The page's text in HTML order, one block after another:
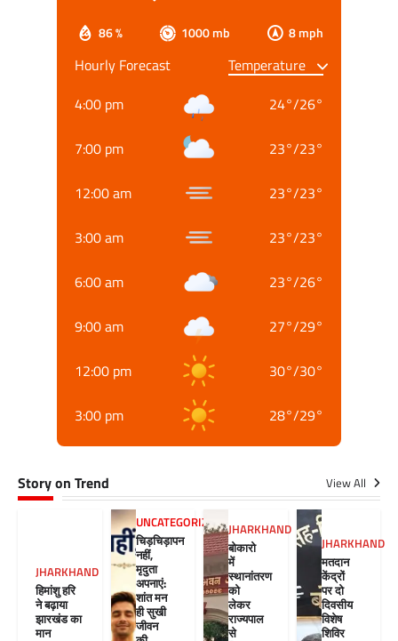
86 % 1000 mb 8 mph
Hourly Forecast
4:00 pm
24°/26°
7:00 pm 23°/23°
12:00 am 23°/23°
3:00 am 23°/23°
6:00 am 23°/26°
9:00 am 27°/29°
12:00 pm 30°/30°
3:00 pm 28°/29°
Story on Trend View All
JHARKHAND
हिमांशु हरि
ने बढ़ाया
झारखंड का
मान
UNCATEGORIZED
चिड़चिड़ापन
नहीं,
मृदुता
अपनाएं:
शांत मन
ही सुखी
जीवन
JHARKHAND
बोकारो
में
स्थानांतरण
को
लेकर
राज्यपाल
से
JHARKHAND
मतदान
केंद्रों
पर दो
दिवसीय
विशेष
शिविर